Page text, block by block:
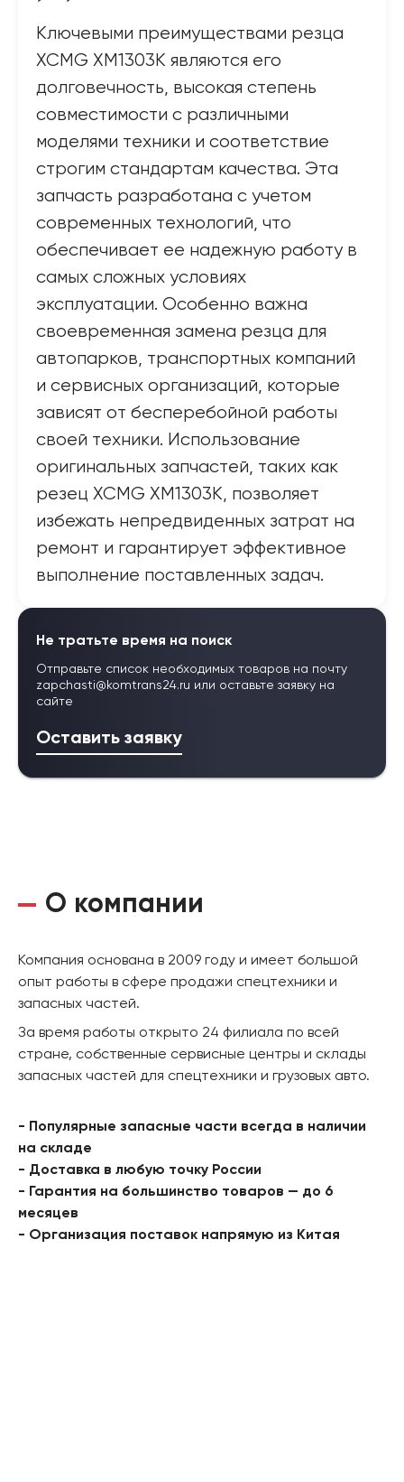
Ключевыми преимуществами резца
XCMG XM1303K являются его
долговечность, высокая степень
совместимости с различными
моделями техники и соответствие
строгим стандартам качества. Эта
запчасть разработана с учетом
современных технологий, что
обеспечивает ее надежную работу в
самых сложных условиях
эксплуатации. Особенно важна
своевременная замена резца для
автопарков, транспортных компаний
и сервисных организаций, которые
зависят от бесперебойной работы
своей техники. Использование
оригинальных запчастей, таких как
резец XCMG XM1303K, позволяет
избежать непредвиденных затрат на
ремонт и гарантирует эффективное
выполнение поставленных задач.
Не тратьте время на поиск
Отправьте список необходимых товаров на почту
zapchasti@komtrans24.ru или оставьте заявку на
сайте
Оставить заявку
О компании
Компания основана в 2009 году и имеет большой
опыт работы в сфере продажи спецтехники и
запасных частей.
За время работы открыто 24 филиала по всей
стране, собственные сервисные центры и склады
запасных частей для спецтехники и грузовых авто.
- Популярные запасные части всегда в наличии
на складе
- Доставка в любую точку России
- Гарантия на большинство товаров — до 6
месяцев
- Организация поставок напрямую из Китая